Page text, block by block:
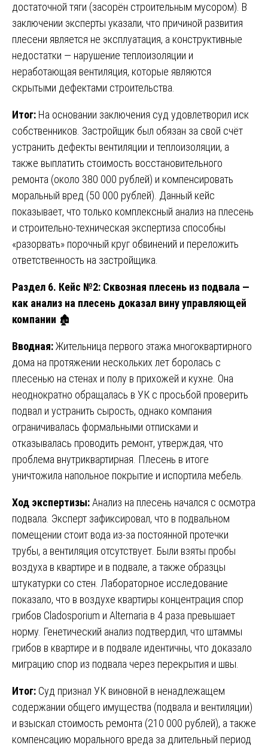
достаточной тяги (засорён строительным мусором). В
заключении эксперты указали, что причиной развития
плесени является не эксплуатация, а конструктивные
недостатки — нарушение теплоизоляции и
неработающая вентиляция, которые являются
скрытыми дефектами строительства.
Итог: На основании заключения суд удовлетворил иск
собственников. Застройщик был обязан за свой счёт
устранить дефекты вентиляции и теплоизоляции, а
также выплатить стоимость восстановительного
ремонта (около 380 000 рублей) и компенсировать
моральный вред (50 000 рублей). Данный кейс
показывает, что только комплексный анализ на плесень
и строительно-техническая экспертиза способны
«разорвать» порочный круг обвинений и переложить
ответственность на застройщика.
Раздел 6. Кейс №2: Сквозная плесень из подвала —
как анализ на плесень доказал вину управляющей
компании 🏚️
Вводная:Жительница первого этажа многоквартирного
дома на протяжении нескольких лет боролась с
плесенью на стенах и полу в прихожей и кухне. Она
неоднократно обращалась в УК с просьбой проверить
подвал и устранить сырость, однако компания
ограничивалась формальными отписками и
отказывалась проводить ремонт, утверждая, что
проблема внутриквартирная. Плесень в итоге
уничтожила напольное покрытие и испортила мебель.
Ход экспертизы:Анализ на плесень начался с осмотра
подвала. Эксперт зафиксировал, что в подвальном
помещении стоит вода из-за постоянной протечки
трубы, а вентиляция отсутствует. Были взяты пробы
воздуха в квартире и в подвале, а также образцы
штукатурки со стен. Лабораторное исследование
показало, что в воздухе квартиры концентрация спор
грибов Cladosporium и Alternaria в 4 раза превышает
норму. Генетический анализ подтвердил, что штаммы
грибов в квартире и в подвале идентичны, что доказало
миграцию спор из подвала через перекрытия и швы.
Итог: Суд признал УК виновной в ненадлежащем
содержании общего имущества (подвала и вентиляции)
и взыскал стоимость ремонта (210 000 рублей), а также
компенсацию морального вреда за длительный период